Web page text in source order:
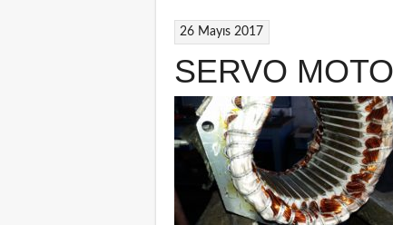
26 Mayıs 2017
SERVO